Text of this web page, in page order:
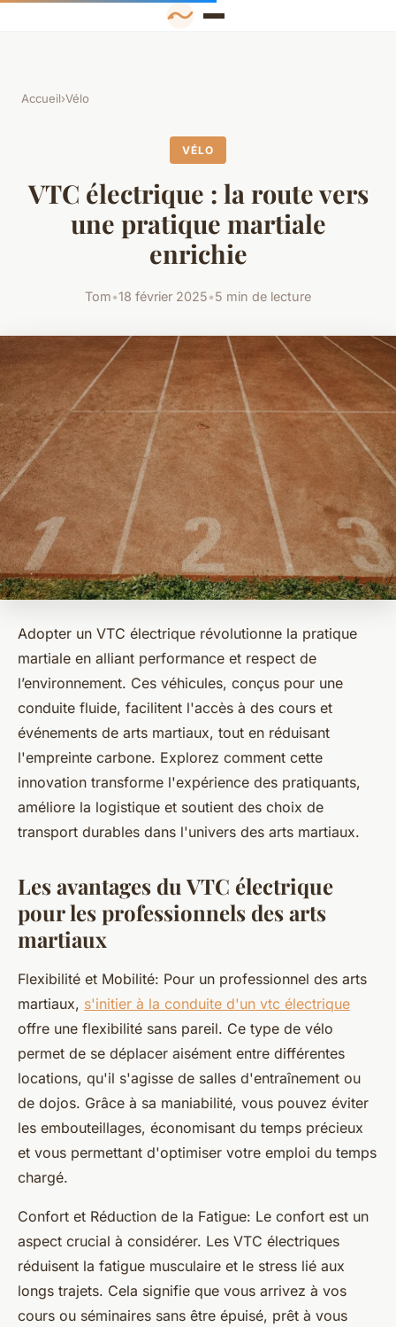
Accueil›Vélo
VÉLO
VTC électrique : la route vers
une pratique martiale
enrichie
Tom•18 février 2025•5 min de lecture
Adopter un VTC électrique révolutionne la pratique
martiale en alliant performance et respect de
l’environnement. Ces véhicules, conçus pour une
conduite fluide, facilitent l'accès à des cours et
événements de arts martiaux, tout en réduisant
l'empreinte carbone. Explorez comment cette
innovation transforme l'expérience des pratiquants,
améliore la logistique et soutient des choix de
transport durables dans l'univers des arts martiaux.
Les avantages du VTC électrique
pour les professionnels des arts
martiaux
Flexibilité et Mobilité: Pour un professionnel des arts
martiaux, s'initier à la conduite d'un vtc électrique
offre une flexibilité sans pareil. Ce type de vélo
permet de se déplacer aisément entre différentes
locations, qu'il s'agisse de salles d'entraînement ou
de dojos. Grâce à sa maniabilité, vous pouvez éviter
les embouteillages, économisant du temps précieux
et vous permettant d'optimiser votre emploi du temps
chargé.
Confort et Réduction de la Fatigue: Le confort est un
aspect crucial à considérer. Les VTC électriques
réduisent la fatigue musculaire et le stress lié aux
longs trajets. Cela signifie que vous arrivez à vos
cours ou séminaires sans être épuisé, prêt à vous